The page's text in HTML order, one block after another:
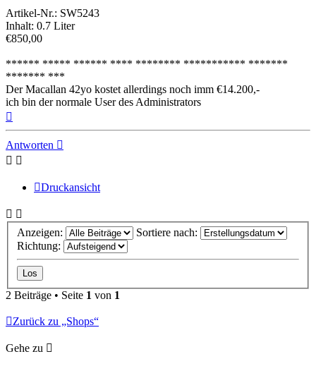
Artikel-Nr.: SW5243
Inhalt: 0.7 Liter
€850,00
****** ***** ****** **** ******** *********** *******
******* ***
Der Macallan 42yo kostet allerdings noch imm €14.200,-
ich bin der normale User des Administrators
Antworten
Druckansicht
Anzeigen:
Sortiere nach:
Richtung:
2 Beiträge • Seite 1 von 1
Zurück zu „Shops“
Gehe zu